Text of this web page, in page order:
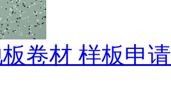
卷材 样板申请